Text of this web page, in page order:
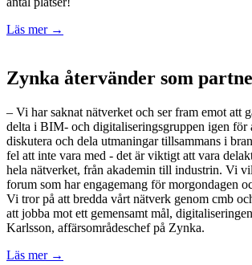
Läs mer →
Zynka återvänder som
– Vi har saknat nätverket och ser fram emot att
delta i BIM- och digitaliseringsgruppen igen för
diskutera och dela utmaningar tillsammans i
fel att inte vara med - det är viktigt att vara
hela nätverket, från akademin till industrin. Vi
forum som har engagemang för morgondagen
Vi tror på att bredda vårt nätverk genom cmb
att jobba mot ett gemensamt mål,
Karlsson, affärsområdeschef på Zynka.
Läs mer →